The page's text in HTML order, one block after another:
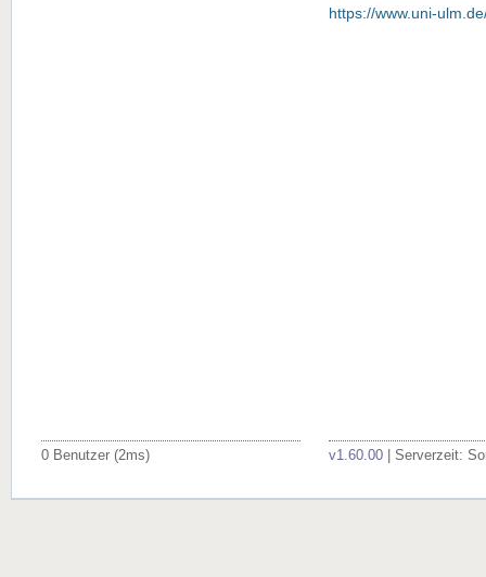
https://www.uni-
0 Benutzer (2ms) v1.60.00 | Serverzeit: